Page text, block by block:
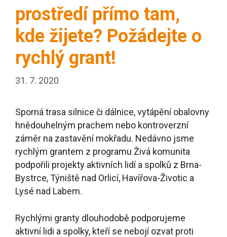
prostředí přímo tam,
kde žijete? Požádejte o
rychlý grant!
31. 7. 2020
Sporná trasa silnice či dálnice, vytápění obalovny
hnědouhelným prachem nebo kontroverzní
záměr na zastavění mokřadu. Nedávno jsme
rychlým grantem z programu Živá komunita
podpořili projekty aktivních lidí a spolků z Brna-
Bystrce, Týniště nad Orlicí, Havířova-Životic a
Lysé nad Labem.
Rychlými granty dlouhodobě podporujeme
aktivní lidi a spolky, kteří se nebojí ozvat proti